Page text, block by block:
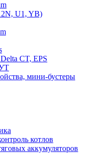
U1, YB)
CT, EPS
мини-бустеры
котлов
аккумуляторов